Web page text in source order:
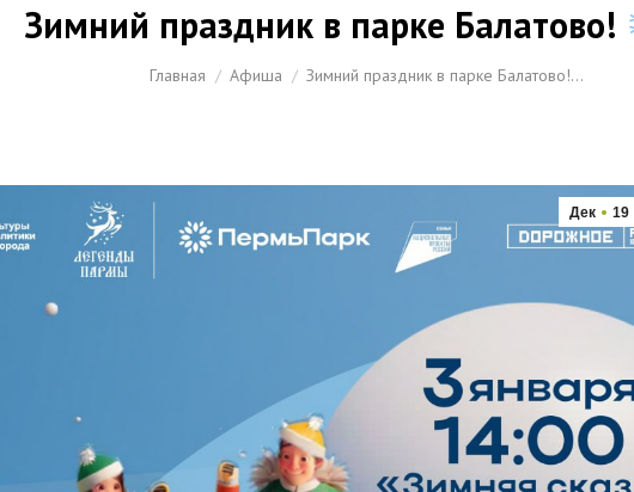
Зимний праздник в парке Балатово!
Вы здесь:
Главная Афиша Зимний праздник в парке Балатово!…
Дек 19